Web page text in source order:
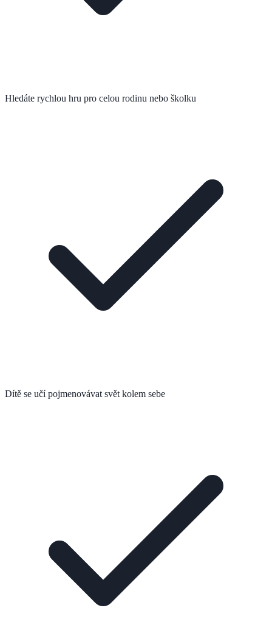
Hledáte rychlou hru pro celou rodinu nebo školku
Dítě se učí pojmenovávat svět kolem sebe